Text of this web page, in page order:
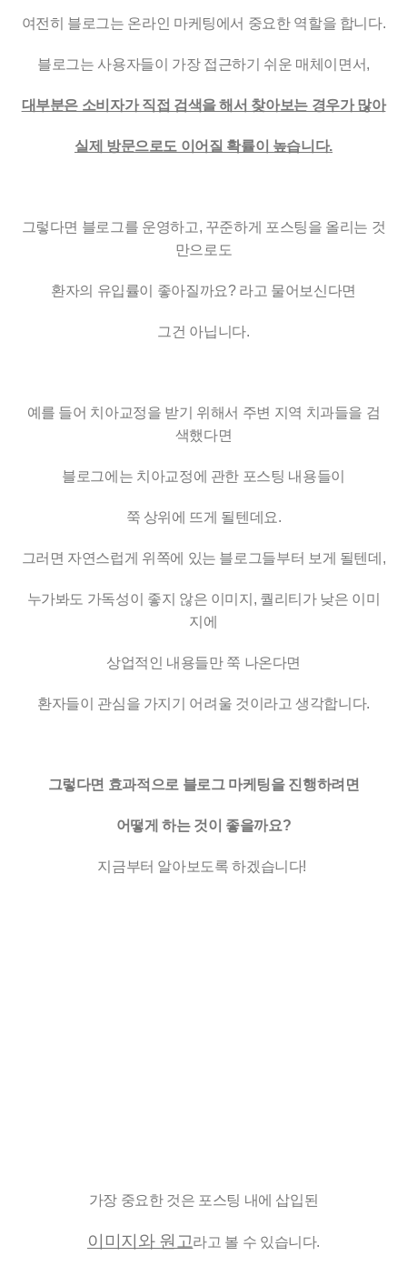
여전히 블로그는 온라인 마케팅에서 중요한 역할을 합니다.
블로그는 사용자들이 가장 접근하기 쉬운 매체이면서,
대부분은 소비자가 직접 검색을 해서 찾아보는 경우가 많아
실제 방문으로도 이어질 확률이 높습니다.
그렇다면 블로그를 운영하고, 꾸준하게 포스팅을 올리는 것
만으로도
환자의 유입률이 좋아질까요? 라고 물어보신다면
그건 아닙니다.
예를 들어 치아교정을 받기 위해서 주변 지역 치과들을 검
색했다면
블로그에는 치아교정에 관한 포스팅 내용들이
쭉 상위에 뜨게 될텐데요.
그러면 자연스럽게 위쪽에 있는 블로그들부터 보게 될텐데,
누가봐도 가독성이 좋지 않은 이미지, 퀄리티가 낮은 이미
지에
상업적인 내용들만 쭉 나온다면
환자들이 관심을 가지기 어려울 것이라고 생각합니다.
그렇다면 효과적으로 블로그 마케팅을 진행하려면
어떻게 하는 것이 좋을까요?
지금부터 알아보도록 하겠습니다!
가장 중요한 것은 포스팅 내에 삽입된
이미지와 원고라고 볼 수 있습니다.